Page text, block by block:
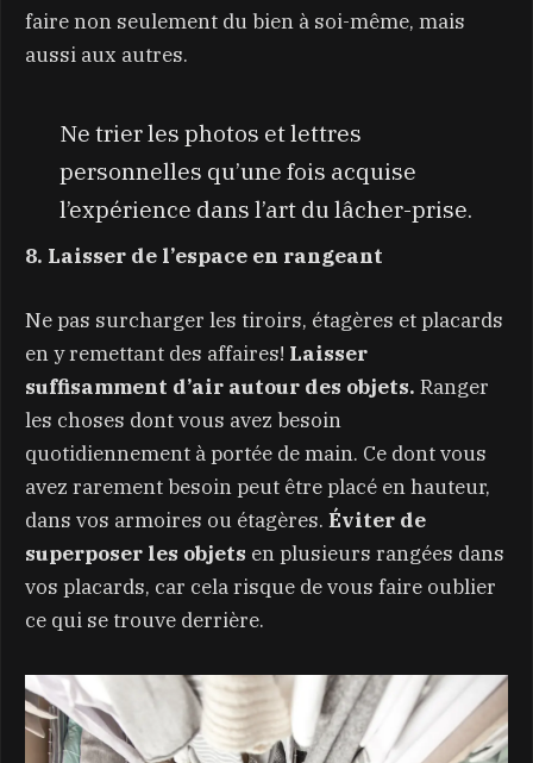
faire non seulement du bien à soi-même, mais
aussi aux autres.
Ne trier les photos et lettres
personnelles qu’une fois acquise
l’expérience dans l’art du lâcher-prise.
8. Laisser de l’espace en rangeant
Ne pas surcharger les tiroirs, étagères et placards
en y remettant des affaires! Laisser
suffisamment d’air autour des objets. Ranger
les choses dont vous avez besoin
quotidiennement à portée de main. Ce dont vous
avez rarement besoin peut être placé en hauteur,
dans vos armoires ou étagères. Éviter de
superposer les objets en plusieurs rangées dans
vos placards, car cela risque de vous faire oublier
ce qui se trouve derrière.